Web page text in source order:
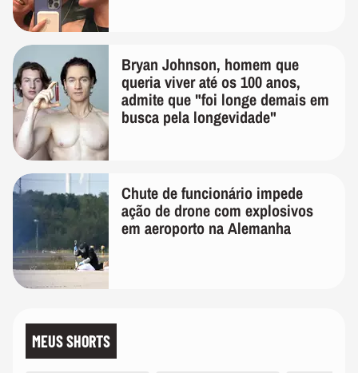
Bryan Johnson, homem que
queria viver até os 100 anos,
admite que "foi longe demais em
busca pela longevidade"
Chute de funcionário impede
ação de drone com explosivos
em aeroporto na Alemanha
MEUS SHORTS